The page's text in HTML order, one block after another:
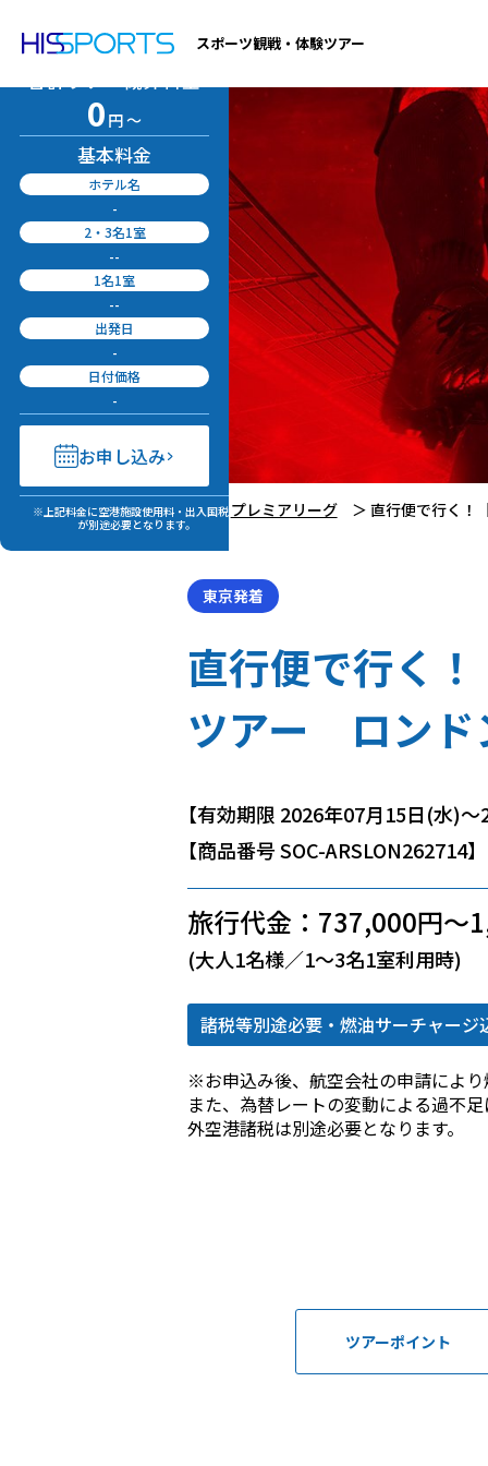
スポーツ観戦・体験ツアー
料金シミュレータ
合計ツアー概算料金
0 円 ～
基本料金
ホテル名
-
2・3名1室
--
1名1室
--
出発日
-
日付価格
-
お申し込み
※上記料金に空港施設使用料・出入国税等
が別途必要となります。
TOP サッカー プレミアリーグ 直行便で行く！
東京発着
直行便で行く
ツアー ロンド
【有効期限 2026年07月15日(水)～
【商品番号 SOC-ARSLON262714】
旅行代金：737,000円～
(大人1名様／1～3名1室利用時)
諸税等別途必要・燃油サーチャージ
※お申込み後、航空会社の申請により
また、為替レートの変動による過不
外空港諸税は別途必要となります。
ツアーポイント